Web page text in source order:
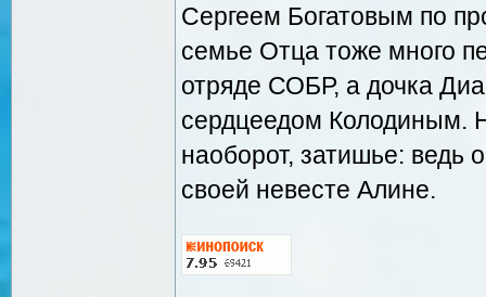
Сергеем Богатовым по
семье Отца тоже много
отряде СОБР, а дочка
сердцеедом Колодиным.
наоборот, затишье: ведь
своей невесте Алине.